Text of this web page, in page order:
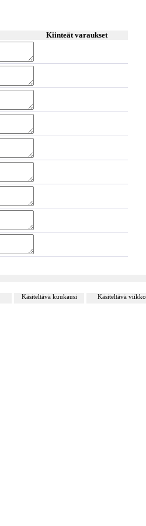
Kiinteät varaukset
Käsiteltävä kuukausi Käsiteltävä viikko